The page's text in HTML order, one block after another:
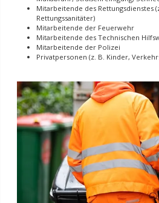
Mitarbeitende des Rettungsdienstes
Rettungssanitäter)
Mitarbeitende der Feuerwehr
Mitarbeitende des Technischen
Mitarbeitende der Polizei
Privatpersonen (z. B. Kinder,